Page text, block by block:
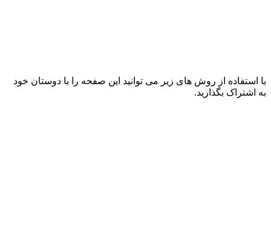
با استفاده از روش های زیر می توانید این صفحه را با دوستان خود
به اشتراک بگذارید.